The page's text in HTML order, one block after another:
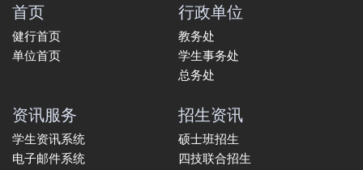
首页
健行首页
单位首页
行政单位
教务处
学生事务处
总务处
资讯服务
学生资讯系统
电子邮件系统
招生资讯
硕士班招生
四技联合招生